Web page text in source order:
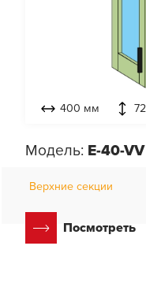
400 мм
Модель: E-40-VV
Верхние секции
Посмотреть